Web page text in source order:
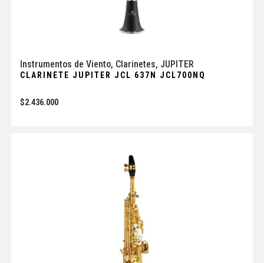
Instrumentos de Viento, Clarinetes, JUPITER
CLARINETE JUPITER JCL 637N JCL700NQ
$2.436.000